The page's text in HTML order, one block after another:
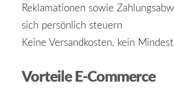
Reklamationen sowie
sich persönlich steuern
Keine Versandkosten, kein
Vorteile E-Commerce